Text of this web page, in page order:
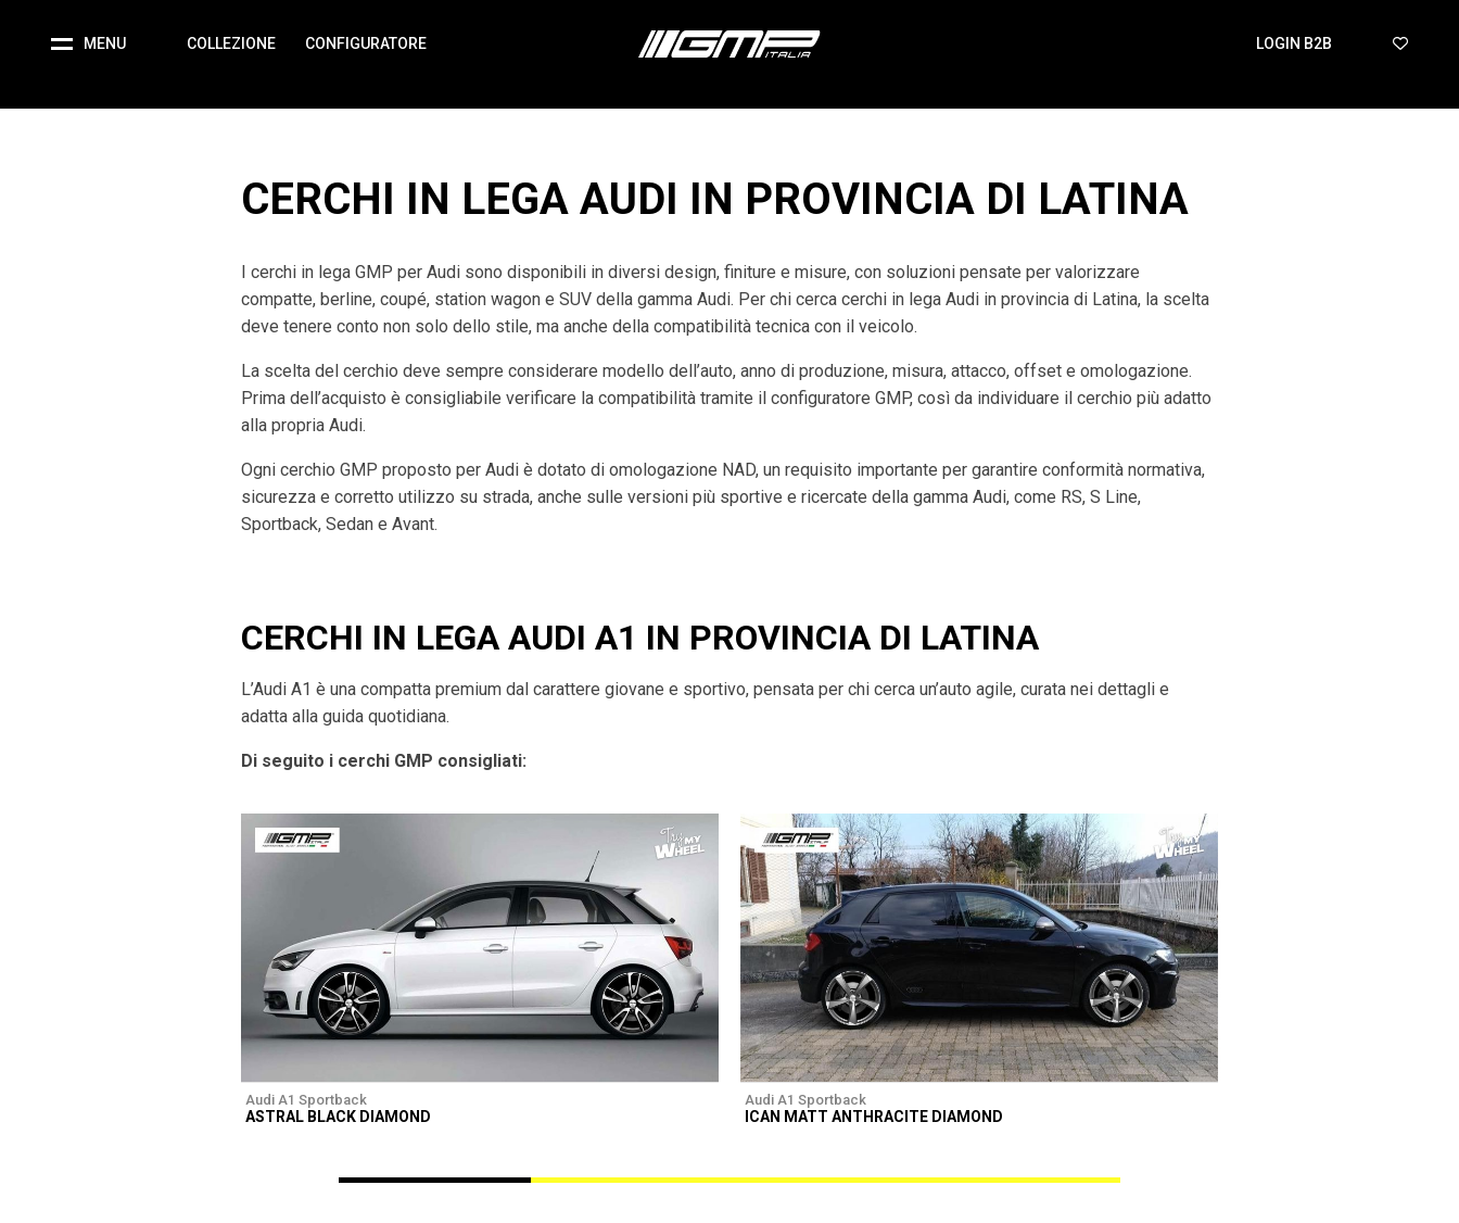
MENU COLLEZIONE CONFIGURATORE LOGIN B2B
CERCHI IN LEGA AUDI IN PROVINCIA DI LATINA
I cerchi in lega GMP per Audi sono disponibili in diversi design, finiture e misure, con soluzioni pensate per valorizzare
compatte, berline, coupé, station wagon e SUV della gamma Audi. Per chi cerca cerchi in lega Audi in provincia di Latina, la scelta
deve tenere conto non solo dello stile, ma anche della compatibilità tecnica con il veicolo.
La scelta del cerchio deve sempre considerare modello dell’auto, anno di produzione, misura, attacco, offset e omologazione.
Prima dell’acquisto è consigliabile verificare la compatibilità tramite il configuratore GMP, così da individuare il cerchio più adatto
alla propria Audi.
Ogni cerchio GMP proposto per Audi è dotato di omologazione NAD, un requisito importante per garantire conformità normativa,
sicurezza e corretto utilizzo su strada, anche sulle versioni più sportive e ricercate della gamma Audi, come RS, S Line,
Sportback, Sedan e Avant.
CERCHI IN LEGA AUDI A1 IN PROVINCIA DI LATINA
L’Audi A1 è una compatta premium dal carattere giovane e sportivo, pensata per chi cerca un’auto agile, curata nei dettagli e
adatta alla guida quotidiana.
Di seguito i cerchi GMP consigliati:
Audi A1 Sportback
ASTRAL BLACK DIAMOND
Audi A1 Sportback
ICAN MATT ANTHRACITE DIAMOND